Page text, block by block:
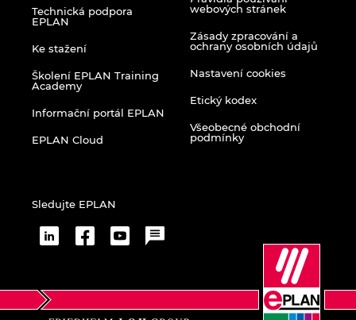
Technická podpora
EPLAN
Ke stažení
Školení EPLAN Training
Academy
Informační portál EPLAN
EPLAN Cloud
webových stránek
Zásady zpracování a
ochrany osobních údajů
Nastavení cookies
Etický kodex
Všeobecné obchodní
podmínky
Sledujte EPLAN
Ukrajina
USA
Velká Británie